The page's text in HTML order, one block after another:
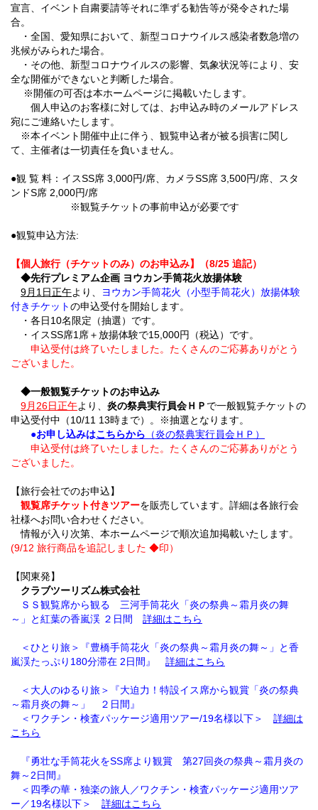
宣言、イベント自粛要請等それに準ずる勧告等が発令された場
合。
・全国、愛知県において、新型コロナウイルス感染者数急増の
兆候がみられた場合。
・その他、新型コロナウイルスの影響、気象状況等により、安
全な開催ができないと判断した場合。
※開催の可否は本ホームページに掲載いたします。
個人申込のお客様に対しては、お申込み時のメールアドレス
宛にご連絡いたします。
※本イベント開催中止に伴う、観覧申込者が被る損害に関し
て、主催者は一切責任を負いません。
●観 覧 料：イスSS席 3,000円/席、カメラSS席 3,500円/席、スタ
ンドS席 2,000円/席
※観覧チケットの事前申込が必要です
●観覧申込方法:
【個人旅行（チケットのみ）のお申込み】（8/25 追記）
◆先行プレミアム企画 ヨウカン手筒花火放揚体験
9月1日正午より、
ヨウカン手筒花火（小型手筒花火）放揚体験
付きチケットの申込受付を開始します。
・各日10名限定（抽選）です。
・イスSS席1席＋放揚体験で15,000円（税込）です。
申込受付は終了いたしました。たくさんのご応募ありがとう
ございました。
◆一般観覧チケットのお申込み
9月26日正午より、 炎の祭典実行員会ＨＰ で一般観覧チケットの
申込受付中（10/11 13時まで）。※抽選となります。
●お申し込みはこちらから （炎の祭典実行員会ＨＰ）
申込受付は終了いたしました。たくさんのご応募ありがとう
ございました。
【旅行会社でのお申込】
観覧席チケット付きツアーを販売しています。詳細は各旅行会
社様へお問い合わせください。
情報が入り次第、本ホームページで順次追加掲載いたします。
(9/12 旅行商品を追記しました ◆印）
【関東発】
クラブツーリズム株式会社
ＳＳ観覧席から観る 三河手筒花火「炎の祭典～霜月炎の舞
～」と紅葉の香嵐渓 ２日間
詳細はこちら
＜ひとり旅＞『豊橋手筒花火「炎の祭典～霜月炎の舞～」と香
嵐渓たっぷり180分滞在 2日間』
詳細はこちら
＜大人のゆるり旅＞『大迫力！特設イス席から観賞「炎の祭典
～霜月炎の舞～」 ２日間』
＜ワクチン・検査パッケージ適用ツアー/19名様以下＞
詳細は
こちら
『勇壮な手筒花火をSS席より観賞 第27回炎の祭典～霜月炎の
舞～2日間』
＜四季の華・独楽の旅人／ワクチン・検査パッケージ適用ツア
ー／19名様以下＞
詳細はこちら